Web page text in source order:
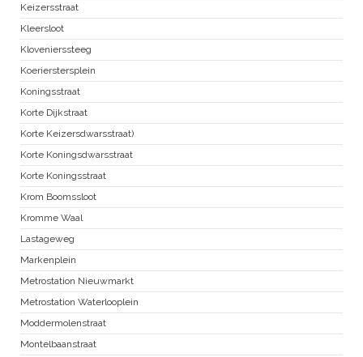
Keizersstraat
Kleersloot
Klovenierssteeg
Koerierstersplein
Koningsstraat
Korte Dijkstraat
Korte Keizersdwarsstraat)
Korte Koningsdwarsstraat
Korte Koningsstraat
Krom Boomssloot
Kromme Waal
Lastageweg
Markenplein
Metrostation Nieuwmarkt
Metrostation Waterlooplein
Moddermolenstraat
Montelbaanstraat